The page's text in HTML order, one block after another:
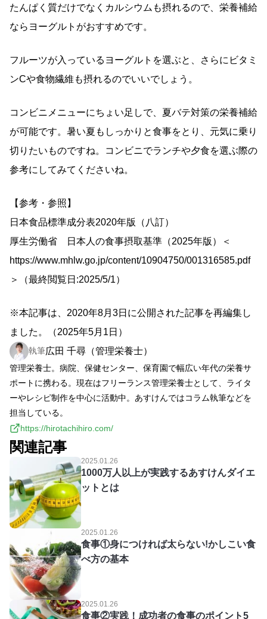
たんぱく質だけでなくカルシウムも摂れるので、栄養補給
ならヨーグルトがおすすめです。
フルーツが入っているヨーグルトを選ぶと、さらにビタミ
ンCや食物繊維も摂れるのでいいでしょう。
コンビニメニューにちょい足しで、夏バテ対策の栄養補給
が可能です。暑い夏もしっかりと食事をとり、元気に乗り
切りたいものですね。コンビニでランチや夕食を選ぶ際の
参考にしてみてくださいね。
【参考・参照】
日本食品標準成分表2020年版（八訂）
厚生労働省 日本人の食事摂取基準（2025年版）＜
https://www.mhlw.go.jp/content/10904750/001316585.pdf
＞（最終閲覧日:2025/5/1）
※本記事は、2020年8月3日に公開された記事を再編集し
ました。（2025年5月1日）
執筆広田 千尋（管理栄養士）
管理栄養士。病院、保健センター、保育園で幅広い年代の栄養サ
ポートに携わる。現在はフリーランス管理栄養士として、ライタ
ーやレシピ制作を中心に活動中。あすけんではコラム執筆などを
担当している。
https://hirotachihiro.com/
関連記事
2025.01.26
1000万人以上が実践するあすけんダイエ
ットとは
2025.01.26
食事①身につければ太らない!かしこい食
べ方の基本
2025.01.26
食事②実践！成功者の食事のポイント5